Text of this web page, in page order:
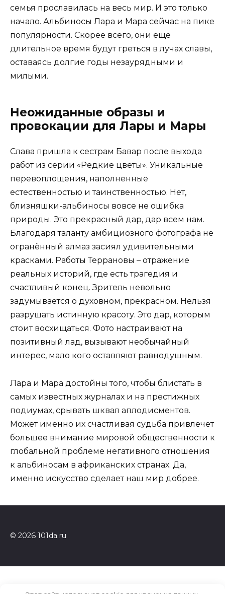
семья прославилась на весь мир. И это только
начало. Альбиносы Лара и Мара сейчас на пике
популярности. Скорее всего, они еще
длительное время будут греться в лучах славы,
оставаясь долгие годы незаурядными и
милыми.
Неожиданные образы и
провокации для Лары и Мары
Слава пришла к сестрам Бавар после выхода
работ из серии «Редкие цветы». Уникальные
перевоплощения, наполненные
естественностью и таинственностью. Нет,
близняшки-альбиносы вовсе не ошибка
природы. Это прекрасный дар, дар всем нам.
Благодаря таланту амбициозного фотографа не
огранённый алмаз засиял удивительными
красками. Работы Террановы – отражение
реальных историй, где есть трагедия и
счастливый конец. Зритель невольно
задумывается о духовном, прекрасном. Нельзя
разрушать истинную красоту. Это дар, которым
стоит восхищаться. Фото настраивают на
позитивный лад, вызывают необычайный
интерес, мало кого оставляют равнодушным.
Лара и Мара достойны того, чтобы блистать в
самых известных журналах и на престижных
подиумах, срывать шквал аплодисментов.
Может именно их счастливая судьба привлечет
большее внимание мировой общественности к
глобальной проблеме негативного отношения
к альбиносам в африканских странах. Да,
именно искусство сделает наш мир добрее.
© 2026 101da.ru